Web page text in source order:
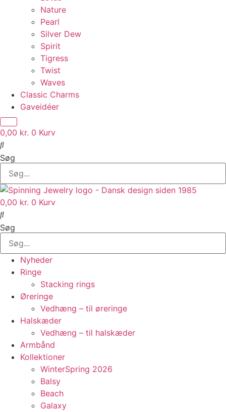
Nature
Pearl
Silver Dew
Spirit
Tigress
Twist
Waves
Classic Charms
Gaveidéer
0,00 kr. 0 Kurv
Søg
0,00 kr. 0 Kurv
Søg
Nyheder
Ringe
Stacking rings
Øreringe
Vedhæng – til øreringe
Halskæder
Vedhæng – til halskæder
Armbånd
Kollektioner
WinterSpring 2026
Balsy
Beach
Galaxy